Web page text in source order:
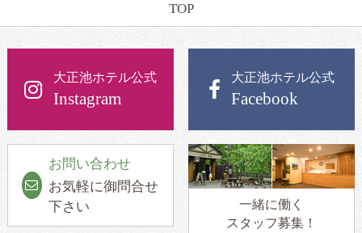
TOP
大正池ホテル公式
Instagram
大正池ホテル公式
Facebook
お問い合わせ
お気軽に御問合せ
下さい
一緒に働く
スタッフ募集！